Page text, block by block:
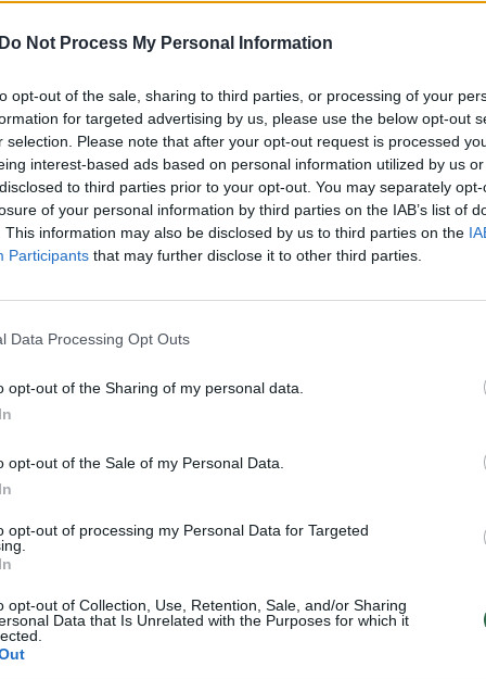
Do Not Process My Personal Information
opt-out of the sale, sharing to third parties, or processing of your
for targeted advertising by us, please use the below opt-out
selection. Please note that after your opt-out request is processed
interest-based ads based on personal information utilized by us
to third parties prior to your opt-out. You may separately
of your personal information by third parties on the IAB’s list of
This information may also be disclosed by us to third parties on the
Participants that may further disclose it to other third parties.
Data Processing Opt Outs
opt-out of the Sharing of my personal data.
opt-out of the Sale of my Personal Data.
opt-out of processing my Personal Data for Targeted
opt-out of Collection, Use, Retention, Sale, and/or Sharing
Data that Is Unrelated with the Purposes for which it
vos septyneri.Veterinaraiirkinologaivienu
geros tarnybinių šunų gyvenimo ir dresavimo
kinologai tarnybiniai šunys
Politiškai keblus V. Zelenskio vizitas: Serbija
Žinios Pasaulis
00:00:34
Kyjivas po naktinės atakos: liepsnos